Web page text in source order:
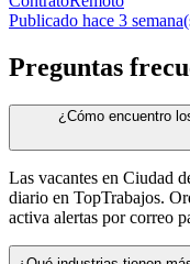
Publicado hace 3
Preguntas
¿Cómo encuentro
Las vacantes en Ciudad
diario en TopTrabajos.
activa alertas por correo